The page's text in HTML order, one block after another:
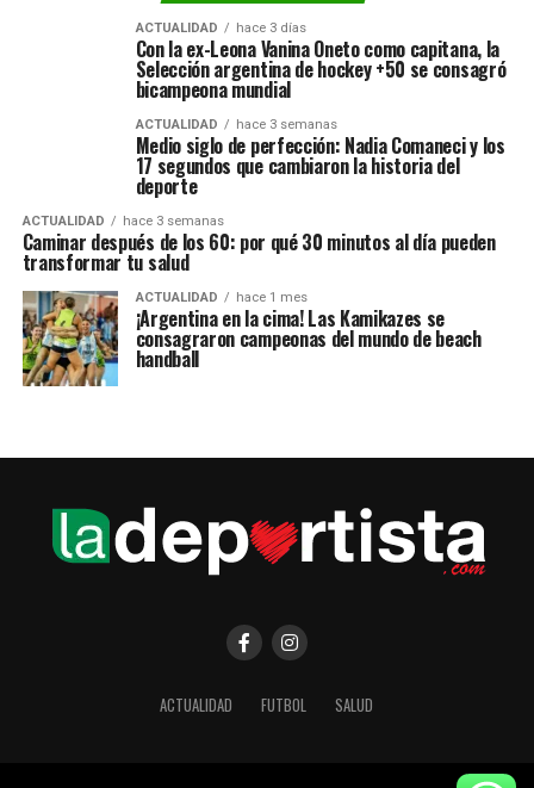
ACTUALIDAD hace 3 días
Con la ex-Leona Vanina Oneto como capitana, la
Selección argentina de hockey +50 se consagró
bicampeona mundial
ACTUALIDAD hace 3 semanas
Medio siglo de perfección: Nadia Comaneci y los
17 segundos que cambiaron la historia del
deporte
ACTUALIDAD hace 3 semanas
Caminar después de los 60: por qué 30 minutos al día pueden
transformar tu salud
ACTUALIDAD hace 1 mes
¡Argentina en la cima! Las Kamikazes se
consagraron campeonas del mundo de beach
handball
ACTUALIDAD FUTBOL SALUD